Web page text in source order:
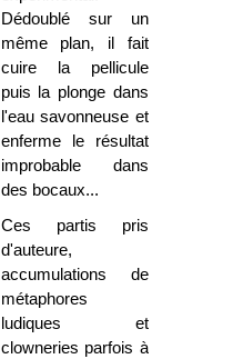
Dédoublé sur un
même plan, il fait
cuire la pellicule
puis la plonge dans
l'eau savonneuse et
enferme le résultat
improbable dans
des bocaux...
Ces partis pris
d'auteure,
accumulations de
métaphores
ludiques et
clowneries parfois à